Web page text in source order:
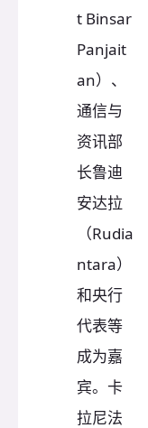
t Binsar
Panjait
an）、
通信与
资讯部
长鲁迪
安达拉
（Rudia
ntara）
和央行
代表等
成为嘉
宾。卡
拉尼法